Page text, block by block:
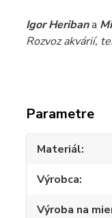
Igor Heribana
Rozvoz akvárií,
Parametre
Materiál
Výrobca
Výroba na